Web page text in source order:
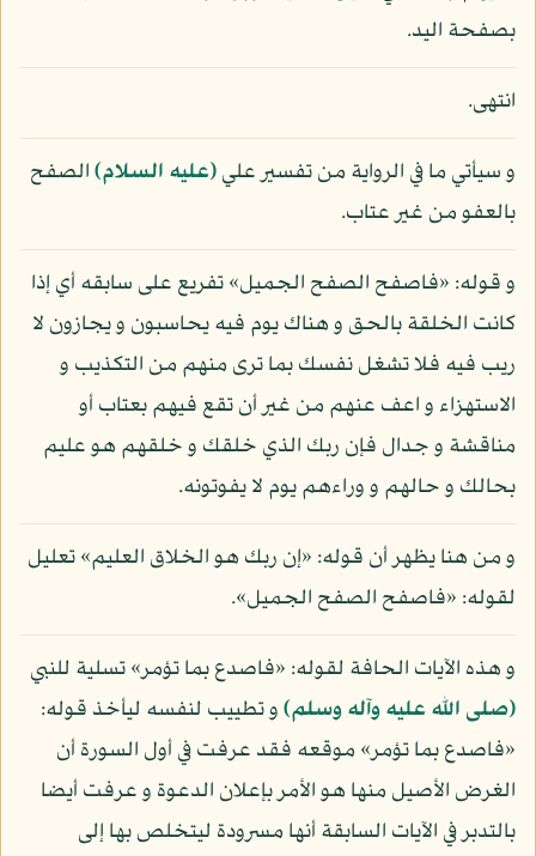
بصفحة اليد.
انتهى.
و سيأتي ما في الرواية من تفسير علي(عليه السلام)الصفح
بالعفو من غير عتاب.
و قوله: «فاصفح الصفح الجميل» تفريع على سابقه أي إذا
كانت الخلقة بالحق و هناك يوم فيه يحاسبون و يجازون لا
ريب فيه فلا تشغل نفسك بما ترى منهم من التكذيب و
الاستهزاء و اعف عنهم من غير أن تقع فيهم بعتاب أو
مناقشة و جدال فإن ربك الذي خلقك و خلقهم هو عليم
بحالك و حالهم و وراءهم يوم لا يفوتونه.
و من هنا يظهر أن قوله: «إن ربك هو الخلاق العليم» تعليل
لقوله: «فاصفح الصفح الجميل».
و هذه الآيات الحافة لقوله: «فاصدع بما تؤمر» تسلية للنبي
(صلى الله عليه وآله وسلم)و تطييب لنفسه ليأخذ قوله:
«فاصدع بما تؤمر» موقعه فقد عرفت في أول السورة أن
الغرض الأصيل منها هو الأمر بإعلان الدعوة و عرفت أيضا
بالتدبر في الآيات السابقة أنها مسرودة ليتخلص بها إلى